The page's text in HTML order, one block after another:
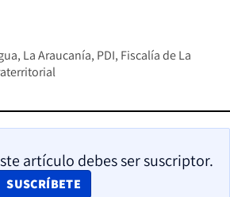
La Araucanía PDI Fiscalía de La
artículo debes ser suscriptor.
SUSCRÍBETE
OPENS IN NEW WINDOW